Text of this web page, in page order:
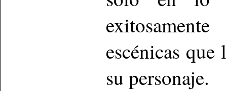
escénicas
su personaje.